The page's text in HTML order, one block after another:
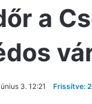
a
3. 12:21 Frissítve: